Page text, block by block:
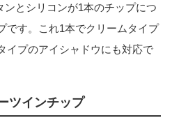
ンとシリコンが1本のチップにつ
です。これ1本でクリームタイプ
イプのアイシャドウにも対応で
ツインチップ